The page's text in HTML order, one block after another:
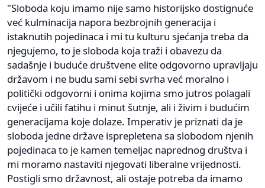
"Sloboda koju imamo nije samo historijsko dostignuće
već kulminacija napora bezbrojnih generacija i
istaknutih pojedinaca i mi tu kulturu sjećanja treba da
njegujemo, to je sloboda koja traži i obavezu da
sadašnje i buduće društvene elite odgovorno upravljaju
državom i ne budu sami sebi svrha već moralno i
politički odgovorni i onima kojima smo jutros polagali
cvijeće i učili fatihu i minut šutnje, ali i živim i budućim
generacijama koje dolaze. Imperativ je priznati da je
sloboda jedne države isprepletena sa slobodom njenih
pojedinaca to je kamen temeljac naprednog društva i
mi moramo nastaviti njegovati liberalne vrijednosti.
Postigli smo državnost, ali ostaje potreba da imamo